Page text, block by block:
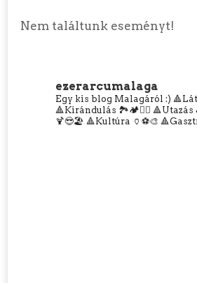
Nem találtunk eseményt!
ezerarcumalaga
Egy kis blog Malagáról :)
🔺Kirándulás 🏞️🏕️🧗‍♀️ 🔺Utazás
🍹😎🏖️ 🔺Kultúra 🏺⚽🎨